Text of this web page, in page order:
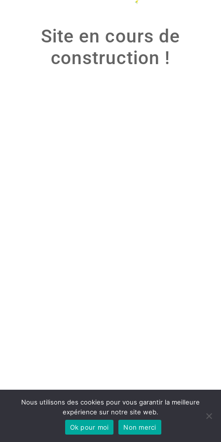
Site en cours de
construction !
Nous utilisons des cookies pour vous garantir la meilleure
expérience sur notre site web.
Ok pour moi
Non merci